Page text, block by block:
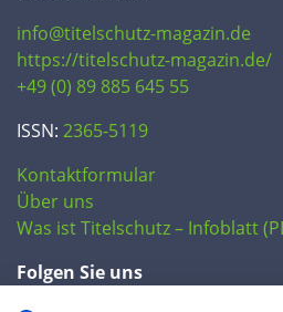
info@titelschutz-magazin.de
https://titelschutz-magazin.de/
+49 (0) 89 885 645 55
ISSN: 2365-5119
Kontaktformular
Über uns
Was ist Titelschutz – Infoblatt
Folgen Sie uns